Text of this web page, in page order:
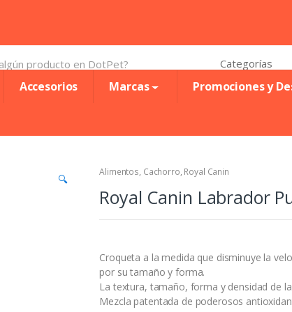
Accesorios Marcas Promociones y
🔍
Alimentos, Cachorro, Royal Canin
Royal Canin Labrador
Croqueta a la medida que disminuye la
por su tamaño y forma.
La textura, tamaño, forma y densidad de
Mezcla patentada de poderosos